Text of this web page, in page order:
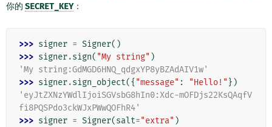
你的 SECRET_KEY：
>>> signer = Signer()
>>> signer.sign( "My string" )
'My string:GdMGD6HNQ_qdgxYP8yBZAdAIV1w'
>>> signer.sign_object({ "message" : "Hello!" })
'eyJtZXNzYWdlIjoiSGVsbG8hIn0:Xdc-mOFDjs22KsQAqfV
fi8PQSPdo3ckWJxPWwQOFhR4'
>>> signer = Signer(salt="extra" )